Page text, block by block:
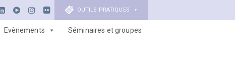
OUTILS PRATIQUES
Evènements Séminaires et groupes